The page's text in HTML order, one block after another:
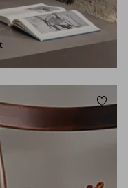
Lisää